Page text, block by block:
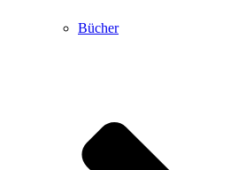
Bücher